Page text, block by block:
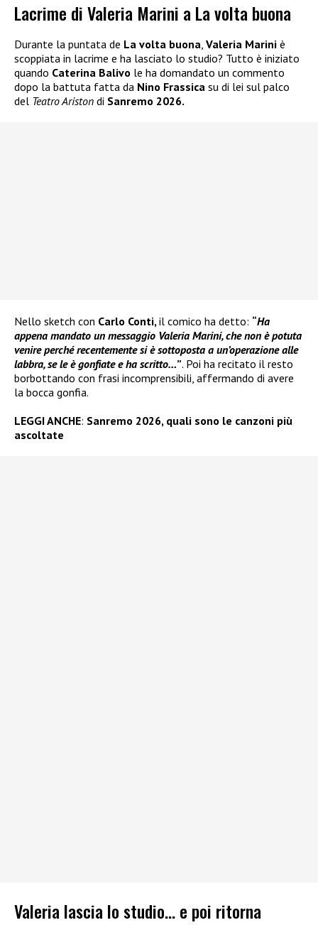
Lacrime di Valeria Marini a La volta buona
Durante la puntata de La volta buona Valeria Marini è
scoppiata in lacrime e ha lasciato lo studio? Tutto è iniziato
quando Caterina Balivo le ha domandato un commento
dopo la battuta fatta da Nino Frassica su di lei sul palco
del Teatro Ariston di Sanremo 2026.
Nello sketch con Carlo Conti, il comico ha detto: “Ha
appena mandato un messaggio Valeria Marini, che non è potuta
venire perché recentemente si è sottoposta a un’operazione alle
labbra, se le è gonfiate e ha scritto…”. Poi ha recitato il resto
borbottando con frasi incomprensibili, affermando di avere
la bocca gonfia.
LEGGI ANCHE: Sanremo 2026, quali sono le canzoni più
ascoltate
Valeria lascia lo studio… e poi ritorna